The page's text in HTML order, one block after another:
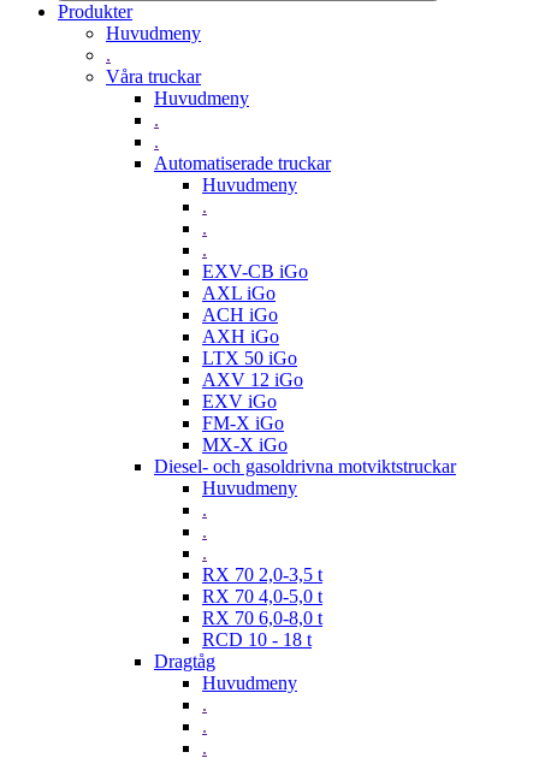
Produkter
Huvudmeny
.
Våra truckar
Huvudmeny
.
.
Automatiserade truckar
Huvudmeny
.
.
.
EXV-CB iGo
AXL iGo
ACH iGo
AXH iGo
LTX 50 iGo
AXV 12 iGo
EXV iGo
FM-X iGo
MX-X iGo
Diesel- och gasoldrivna motviktstruckar
Huvudmeny
.
.
.
RX 70 2,0-3,5 t
RX 70 4,0-5,0 t
RX 70 6,0-8,0 t
RCD 10 - 18 t
Dragtåg
Huvudmeny
.
.
.